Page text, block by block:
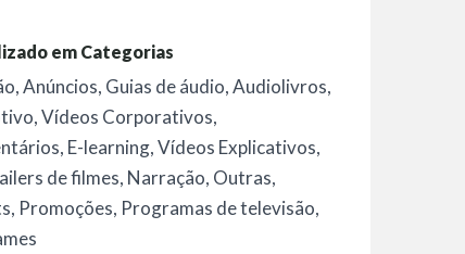
em Categorias
,Anúncios, Guias de áudio,Audiolivros,
,Vídeos Corporativos,
, E-learning,Vídeos Explicativos,
de filmes, Narração, Outras,
, Promoções, Programas de televisão,